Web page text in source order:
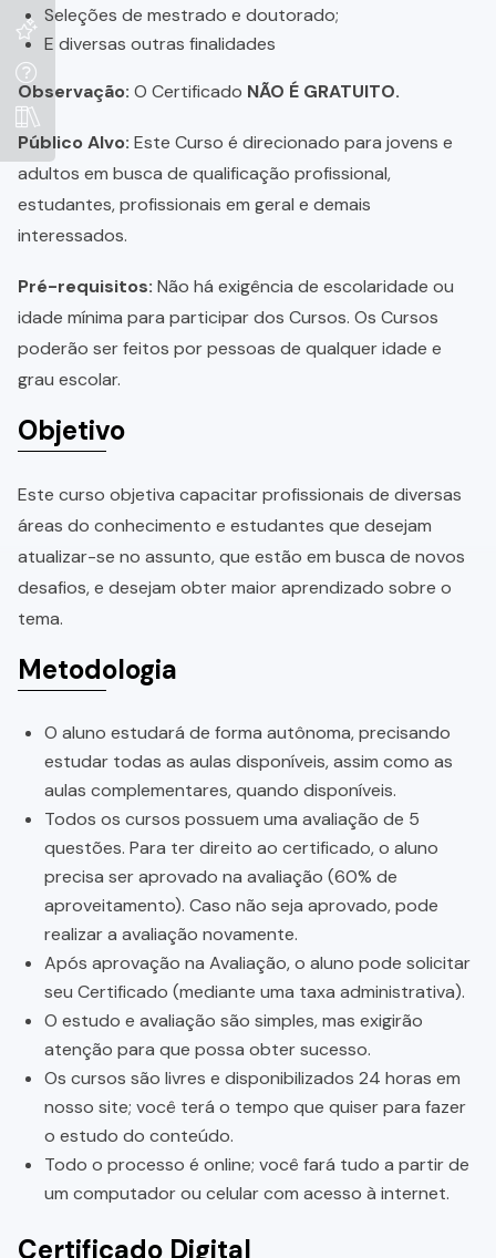
Seleções de mestrado e doutorado;
E diversas outras finalidades
Observação: O Certificado NÃO É GRATUITO.
Público Alvo: Este Curso é direcionado para jovens e
adultos em busca de qualificação profissional,
estudantes, profissionais em geral e demais
interessados.
Pré-requisitos: Não há exigência de escolaridade ou
idade mínima para participar dos Cursos. Os Cursos
poderão ser feitos por pessoas de qualquer idade e
grau escolar.
Objetivo
Este curso objetiva capacitar profissionais de diversas
áreas do conhecimento e estudantes que desejam
atualizar-se no assunto, que estão em busca de novos
desafios, e desejam obter maior aprendizado sobre o
tema.
Metodologia
O aluno estudará de forma autônoma, precisando
estudar todas as aulas disponíveis, assim como as
aulas complementares, quando disponíveis.
Todos os cursos possuem uma avaliação de 5
questões. Para ter direito ao certificado, o aluno
precisa ser aprovado na avaliação (60% de
aproveitamento). Caso não seja aprovado, pode
realizar a avaliação novamente.
Após aprovação na Avaliação, o aluno pode solicitar
seu Certificado (mediante uma taxa administrativa).
O estudo e avaliação são simples, mas exigirão
atenção para que possa obter sucesso.
Os cursos são livres e disponibilizados 24 horas em
nosso site; você terá o tempo que quiser para fazer
o estudo do conteúdo.
Todo o processo é online; você fará tudo a partir de
um computador ou celular com acesso à internet.
Certificado Digital